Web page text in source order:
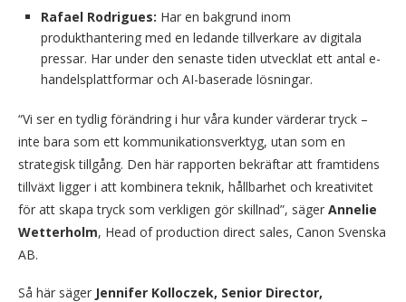
Rafael Rodrigues: Har en bakgrund inom
produkthantering med en ledande tillverkare av digitala
pressar. Har under den senaste tiden utvecklat ett antal e-
handelsplattformar och AI-baserade lösningar.
“Vi ser en tydlig förändring i hur våra kunder värderar tryck –
inte bara som ett kommunikationsverktyg, utan som en
strategisk tillgång. Den här rapporten bekräftar att framtidens
tillväxt ligger i att kombinera teknik, hållbarhet och kreativitet
för att skapa tryck som verkligen gör skillnad”, säger Annelie
Wetterholm, Head of production direct sales, Canon Svenska
AB.
Så här säger Jennifer Kolloczek, Senior Director,